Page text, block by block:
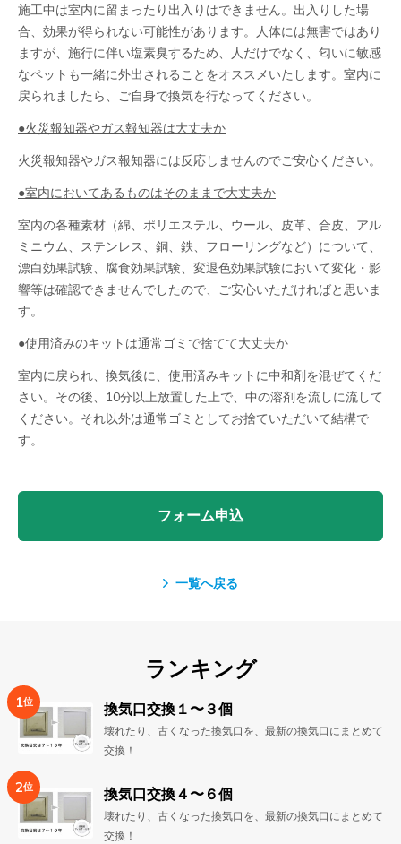
施工中は室内に留まったり出入りはできません。出入りした場
合、効果が得られない可能性があります。人体には無害ではあり
ますが、施行に伴い塩素臭するため、人だけでなく、匂いに敏感
なペットも一緒に外出されることをオススメいたします。室内に
戻られましたら、ご自身で換気を行なってください。
●火災報知器やガス報知器は大丈夫か
火災報知器やガス報知器には反応しませんのでご安心ください。
●室内においてあるものはそのままで大丈夫か
室内の各種素材（綿、ポリエステル、ウール、皮革、合皮、アル
ミニウム、ステンレス、銅、鉄、フローリングなど）について、
漂白効果試験、腐食効果試験、変退色効果試験において変化・影
響等は確認できませんでしたので、ご安心いただければと思いま
す。
●使用済みのキットは通常ゴミで捨てて大丈夫か
室内に戻られ、換気後に、使用済みキットに中和剤を混ぜてくだ
さい。その後、10分以上放置した上で、中の溶剤を流しに流して
ください。それ以外は通常ゴミとしてお捨ていただいて結構で
す。
フォーム申込
一覧へ戻る
ランキング
1位 換気口交換１〜３個
壊れたり、古くなった換気口を、最新の換気口にまとめて
交換！
2位 換気口交換４〜６個
壊れたり、古くなった換気口を、最新の換気口にまとめて
交換！